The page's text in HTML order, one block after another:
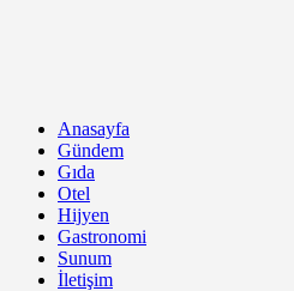
Anasayfa
Gündem
Gıda
Otel
Hijyen
Gastronomi
Sunum
İletişim